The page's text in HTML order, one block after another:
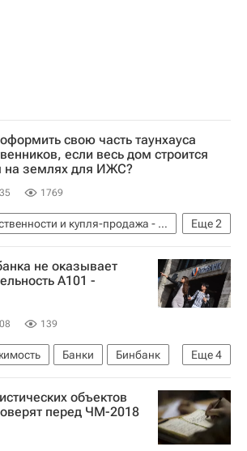
свою часть таунхауса
если весь дом строится
на землях для ИЖС?
1769
Еще2
Оформление собственности и купля-продажа - Вопрос-ответ - Полезное
Недвижимость
Полезное
не оказывает
А101 -
139
Еще4
Банки
Бинбанк
РФ и рынок недвижимости
объектов
перед ЧМ-2018